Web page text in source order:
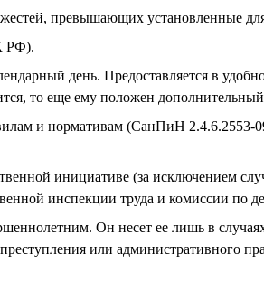
превышающих установленные
РФ).
день. Предоставляется в
то еще ему положен
и нормативам (СанПиН 2.4.6.2553-
инициативе (за исключением
инспекции труда и комиссии по
Он несет ее лишь в
преступления или административного